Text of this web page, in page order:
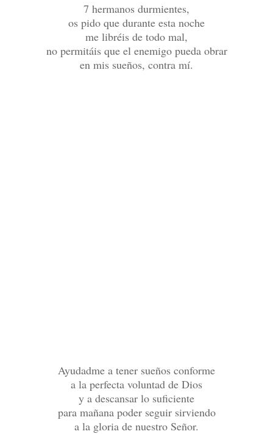
7 hermanos durmientes,
os pido que durante esta noche
me libréis de todo mal,
no permitáis que el enemigo pueda obrar
en mis sueños, contra mí.
Ayudadme a tener sueños conforme
a la perfecta voluntad de Dios
y a descansar lo suficiente
para mañana poder seguir sirviendo
a la gloria de nuestro Señor.